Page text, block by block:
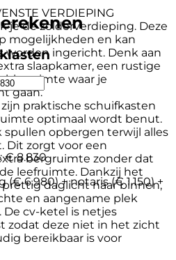
VERDIEPING
je de zolderverdieping. Deze
mogelijkheden en kan
worden ingericht. Denk aan
slaapkamer, een rustige
waar je
gaan.
praktische schuifkasten
optimaal wordt benut.
opbergen terwijl alles
Dit zorgt voor een
bergruimte zonder dat
leefruimte. Dankzij het
daglicht naar binnen,
en aangename plek
cv-ketel is netjes
zodat deze niet in het zicht
bereikbaar is voor
€ 8.830
6.980) + notaris (€ 1.150) +